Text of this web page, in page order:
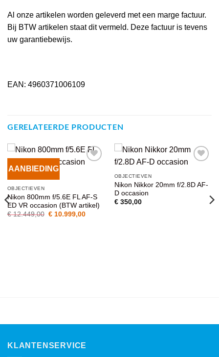
Al onze artikelen worden geleverd met een marge factuur.
Bij BTW artikelen staat dit vermeld. Deze factuur is tevens
uw garantiebewijs.
EAN: 4960371006109
GERELATEERDE PRODUCTEN
AANBIEDINGVOEG TOE
OBJECTIEVEN
Nikon 800mm f/5.6E FL AF-S
ED VR occasion (BTW artikel)
€12.449,00 Oorspronkelijke
€10.999,00Huidige
WENSENLIJST
OBJECTIEVEN
Nikon Nikkor 20mm f/2.8D AF-
D occasion
€350,00
KLANTENSERVICE